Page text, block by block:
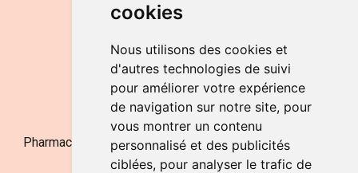
cookies
Nous utilisons des cookies et
d'autres technologies de suivi
pour améliorer votre expérience
de navigation sur notre site, pour
vous montrer un contenu
personnalisé et des publicités
ciblées, pour analyser le trafic de
LE SAMEDI
de 9h à 12h30
NOUS CONTACTER
Pharmacie Jufarma - Fatima Abachra - APB 521704 - N°
Entreprise BE0882-700-592